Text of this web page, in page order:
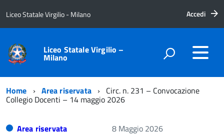
Liceo Statale Virgilio - Milano Accedi
Liceo Statale Virgilio –
Milano
Home Area riservata Circ. n. 231 – Convocazione
Collegio Docenti – 14 maggio 2026
Area riservata 8 Maggio 2026